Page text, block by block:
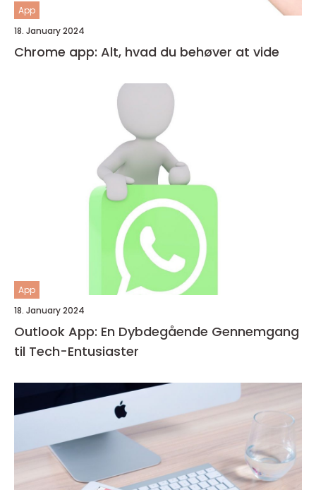
App
18. January 2024
Chrome app: Alt, hvad du behøver at vide
App
18. January 2024
Outlook App: En Dybdegående Gennemgang
til Tech-Entusiaster